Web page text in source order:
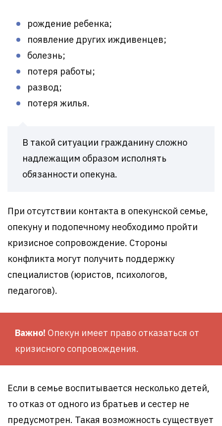
рождение ребенка;
появление других иждивенцев;
болезнь;
потеря работы;
развод;
потеря жилья.
В такой ситуации гражданину сложно
надлежащим образом исполнять
обязанности опекуна.
При отсутствии контакта в опекунской семье,
опекуну и подопечному необходимо пройти
кризисное сопровождение. Стороны
конфликта могут получить поддержку
специалистов (юристов, психологов,
педагогов).
Важно! Опекун имеет право отказаться от
кризисного сопровождения.
Если в семье воспитывается несколько детей,
то отказ от одного из братьев и сестер не
предусмотрен. Такая возможность существует